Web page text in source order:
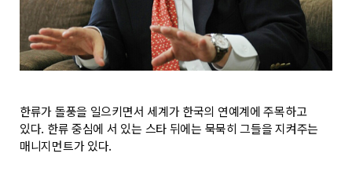
한류가 돌풍을 일으키면서 세계가 한국의 연예계에 주목하고
있다. 한류 중심에 서 있는 스타 뒤에는 묵묵히 그들을 지켜주는
매니지먼트가 있다.